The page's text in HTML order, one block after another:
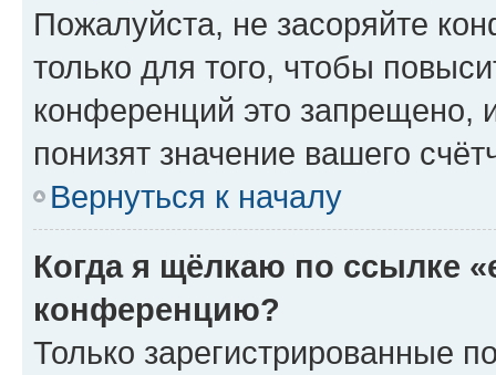
Пожалуйста, не засоряйте
только для того, чтобы
конференций это запрещено,
понизят значение вашего
Вернуться к началу
Когда я щёлкаю по ссылке
конференцию?
Только зарегистрированные